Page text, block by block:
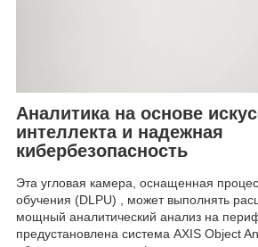
Аналитика на основе
интеллекта и надежная
кибербезопасность
Эта угловая камера, оснащенная
обучения (DLPU) , может выполнять
мощный аналитический анализ на
предустановлена ​​система AXIS Object